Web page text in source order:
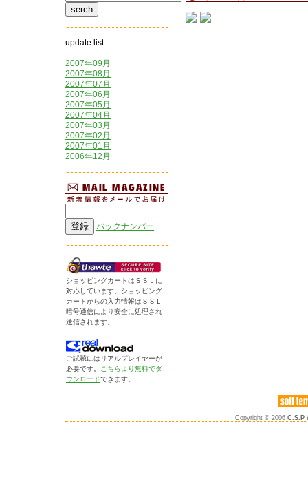
update list
2007年09月
2007年08月
2007年07月
2007年06月
2007年05月
2007年04月
2007年03月
2007年02月
2007年01月
2006年12月
バックナンバー
ショッピングカートはＳＳＬに
対応しています。ショッピング
カートからの入力情報はＳＳＬ
暗号通信により安全に処理され
送信されます。
ご試聴にはリアルプレイヤーが
必要です。
こちらより無料でダ
ウンロードできます。
Copyright © 2006 C.S.P